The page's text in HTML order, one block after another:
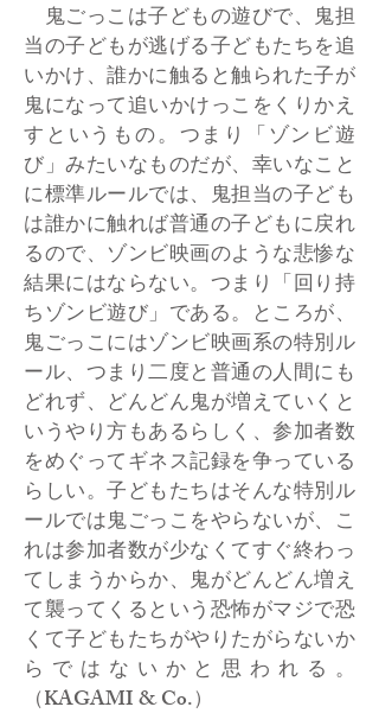
鬼ごっこは子どもの遊びで、鬼担
当の子どもが逃げる子どもたちを追
いかけ、誰かに触ると触られた子が
鬼になって追いかけっこをくりかえ
すというもの。つまり「ゾンビ遊
び」みたいなものだが、幸いなこと
に標準ルールでは、鬼担当の子ども
は誰かに触れば普通の子どもに戻れ
るので、ゾンビ映画のような悲惨な
結果にはならない。つまり「回り持
ちゾンビ遊び」である。ところが、
鬼ごっこにはゾンビ映画系の特別ル
ール、つまり二度と普通の人間にも
どれず、どんどん鬼が増えていくと
いうやり方もあるらしく、参加者数
をめぐってギネス記録を争っている
らしい。子どもたちはそんな特別ル
ールでは鬼ごっこをやらないが、こ
れは参加者数が少なくてすぐ終わっ
てしまうからか、鬼がどんどん増え
て襲ってくるという恐怖がマジで恐
くて子どもたちがやりたがらないか
らではないかと思われる。
（KAGAMI & Co.）